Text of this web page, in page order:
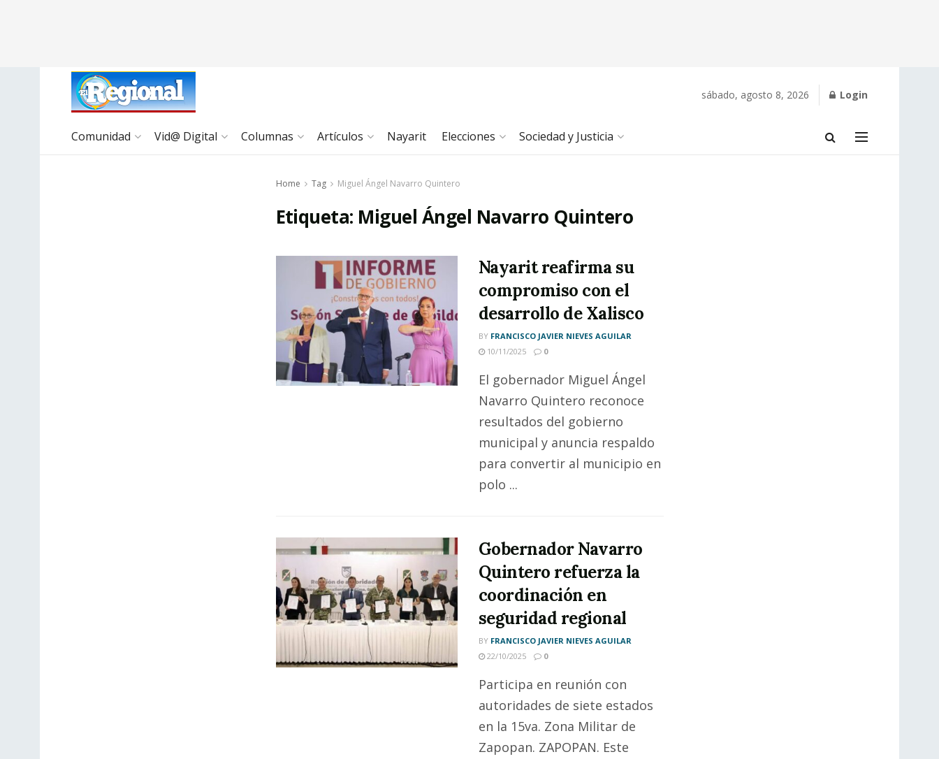
sábado, agosto 8, 2026 Login
Comunidad Vid@ Digital Columnas Artículos Nayarit Elecciones Sociedad y Justicia
Home Tag Miguel Ángel Navarro Quintero
Etiqueta: Miguel Ángel Navarro Quintero
Nayarit reafirma su
compromiso con el
desarrollo de Xalisco
BY FRANCISCO JAVIER NIEVES AGUILAR
10/11/2025
0
El gobernador Miguel Ángel
Navarro Quintero reconoce
resultados del gobierno
municipal y anuncia respaldo
para convertir al municipio en
polo ...
Gobernador Navarro
Quintero refuerza la
coordinación en
seguridad regional
BY FRANCISCO JAVIER NIEVES AGUILAR
22/10/2025
0
Participa en reunión con
autoridades de siete estados
en la 15va. Zona Militar de
Zapopan. ZAPOPAN. Este